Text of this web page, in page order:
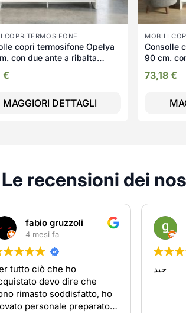
COPRITERMOSIFONE
copri termosifone Opelya
con due ante a ribalta
€
MAGGIORI DETTAGLI
MOBILI
Consolle
90 cm.
73,18€
Le recensioni dei
fabio gruzzoli
4 mesi fa
tutto ciò che ho
devo dire che
rimasto soddisfatto, ho
personale preparato e
جيد